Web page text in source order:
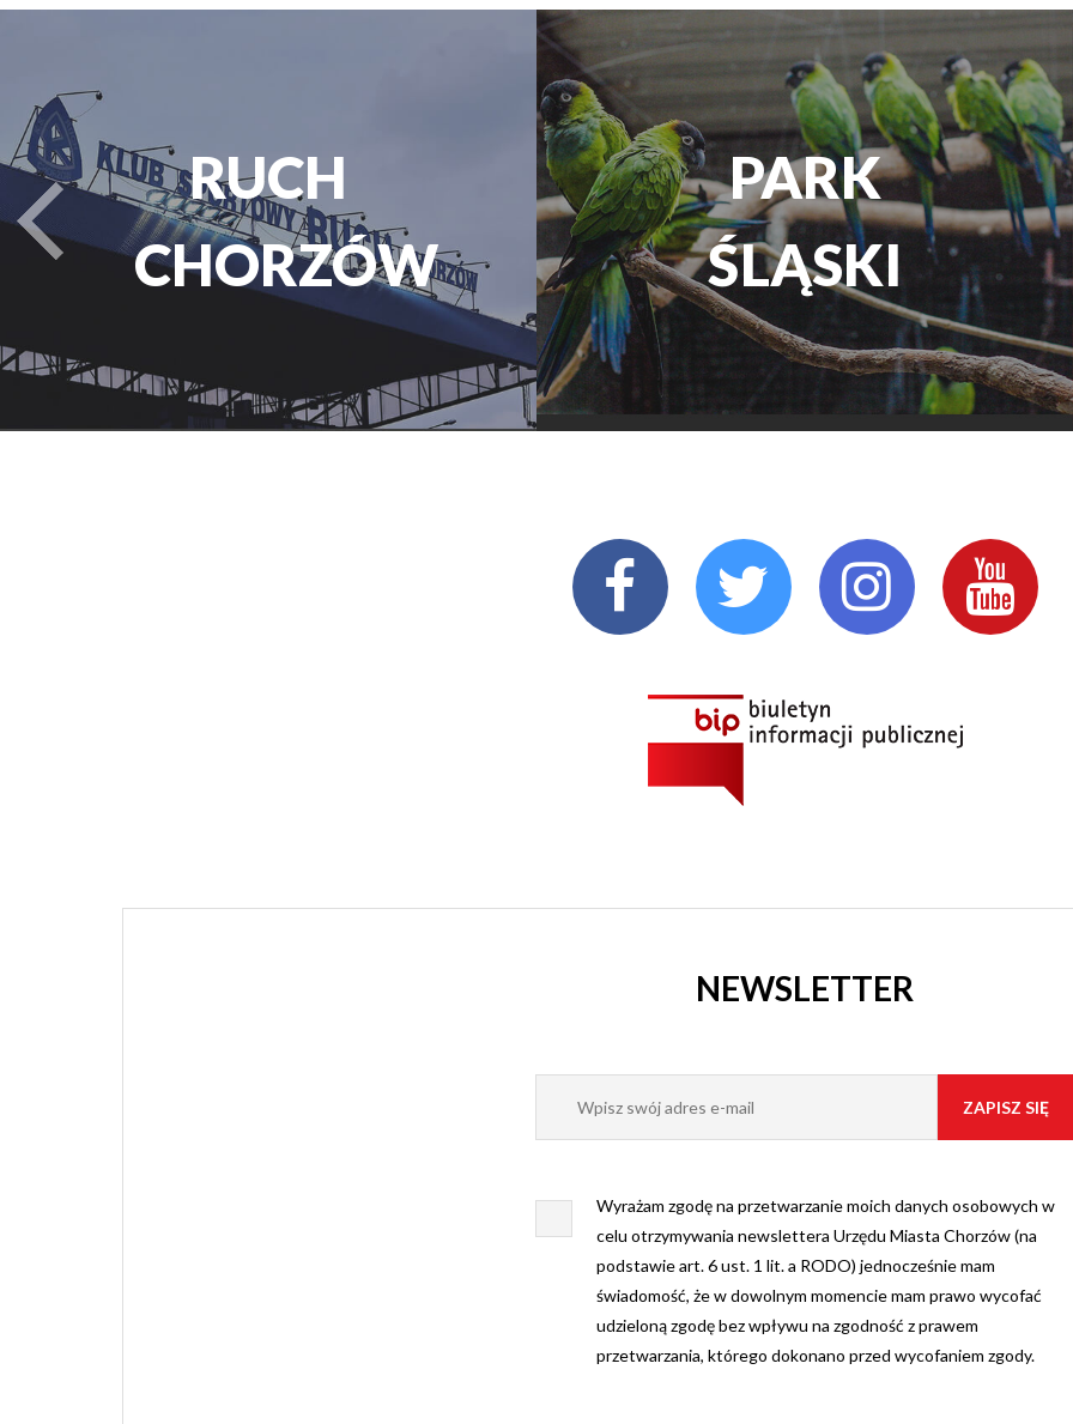
PARK
ŚLĄSKI
TEATR
ROZRYWKI
turysta.Previous
NEWSLETTER
Wyrażam zgodę na przetwarzanie moich danych osobowych w
celu otrzymywania newslettera Urzędu Miasta Chorzów (na
podstawie art. 6 ust. 1 lit. a RODO) jednocześnie mam
świadomość, że w dowolnym momencie mam prawo wycofać
udzieloną zgodę bez wpływu na zgodność z prawem
przetwarzania, którego dokonano przed wycofaniem zgody.